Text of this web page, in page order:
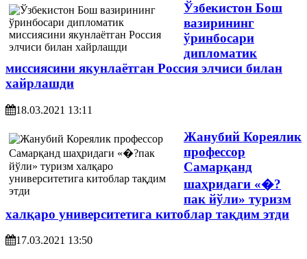
Ўзбекистон Бош
вазирининг
ўринбосари
дипломатик
миссиясини якунлаётган Россия элчиси билан
хайрлашди
18.03.2021 13:11
Жанубий Кореялик
профессор
Самарқанд
шаҳридаги «�?
пак йўли» туризм
халқаро университетига китоблар тақдим этди
17.03.2021 13:50